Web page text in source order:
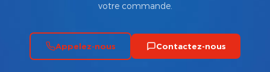
votre commande.
Appelez-nous Contactez-nous